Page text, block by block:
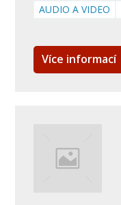
AUDIO A VIDEO
Více informací